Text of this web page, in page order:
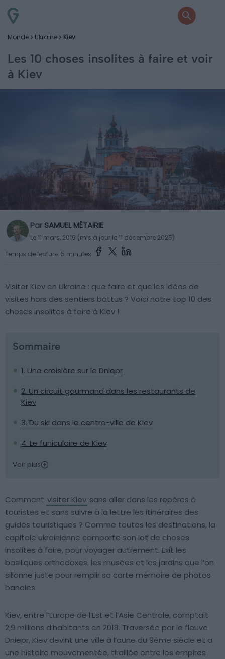
Monde Ukraine Kiev
Les 10 choses insolites à faire et voir
à Kiev
Par SAMUEL MÉTAIRIE
Le 11 mars, 2019 (mis à jour le 11 décembre 2025)
Temps de lecture: 5 minutes
Visiter Kiev en Ukraine : que faire et quelles idées de
visites hors des sentiers battus ? Voici notre top 10 des
choses insolites à faire à Kiev !
Sommaire
1. Une croisière sur le Dniepr
2. Un circuit gourmand dans les restaurants de
Kiev
3. Du ski dans le centre-ville de Kiev
4. Le funiculaire de Kiev
Voir plus
Comment visiter Kiev sans aller dans les repères à
touristes et sans suivre à la lettre les itinéraires des
guides touristiques ? Comme toutes les destinations, la
capitale ukrainienne comporte son lot de choses
insolites à faire, pour voyager autrement. Exit les
basiliques orthodoxes, les musées et les jardins que l’on
sillonne juste pour remplir sa carte mémoire de photos
banales.
Kiev, entre l’Europe de l’Est et l’Asie Centrale, comptait
2,9 millions d’habitants en 2018. Traversée par le fleuve
Dniepr, Kiev devint une ville à l’aune du 9ème siècle et a
une histoire mouvementée, tiraillée entre les empires